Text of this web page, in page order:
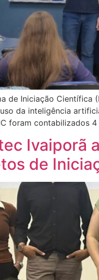
de Iniciação
da inteligência
foram contabilizados
Ivaiporã
de